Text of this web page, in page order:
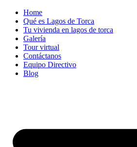
Home
Qué es Lagos de Torca
Tu vivienda en lagos de torca
Galería
Tour virtual
Contáctanos
Equipo Directivo
Blog